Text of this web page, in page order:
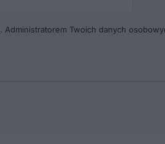
. Administratorem Twoich danych